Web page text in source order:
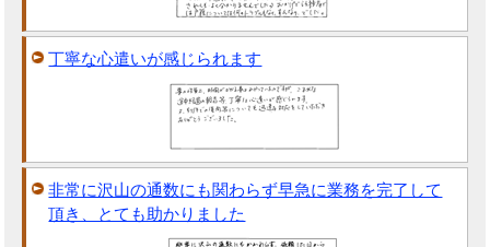
丁寧な心遣いが感じられます
非常に沢山の通数にも関わらず早急に業務を完了して
頂き、とても助かりました